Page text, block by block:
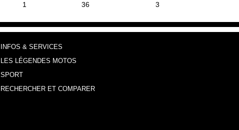
1 36 3
INFOS & SERVICES
LES LÉGENDES MOTOS
SPORT
RECHERCHER ET COMPARER